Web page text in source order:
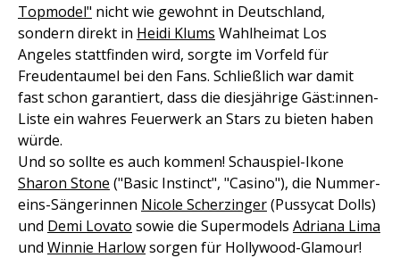
Topmodel" nicht wie gewohnt in Deutschland,
sondern direkt in Heidi Klums Wahlheimat Los
Angeles stattfinden wird, sorgte im Vorfeld für
Freudentaumel bei den Fans. Schließlich war damit
fast schon garantiert, dass die diesjährige Gäst:innen-
Liste ein wahres Feuerwerk an Stars zu bieten haben
würde.
Und so sollte es auch kommen! Schauspiel-Ikone
Sharon Stone ("Basic Instinct", "Casino"), die Nummer-
eins-Sängerinnen Nicole Scherzinger(Pussycat Dolls)
und Demi Lovato sowie die Supermodels Adriana Lima
und Winnie Harlowsorgen für Hollywood-Glamour!